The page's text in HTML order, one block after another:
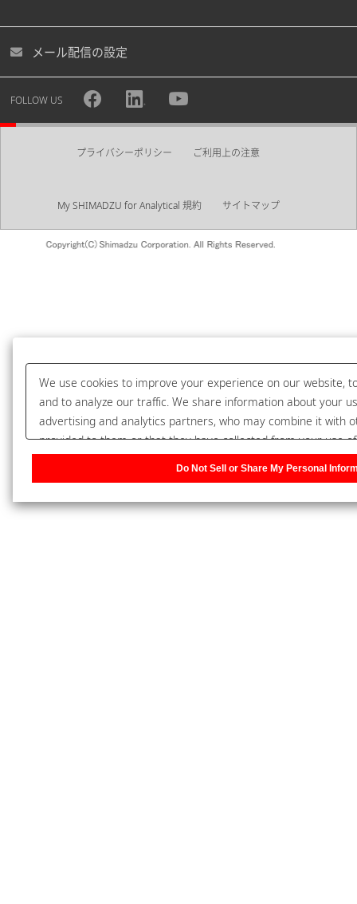
メール配信の設定
FOLLOW US
プライバシーポリシー ご利用上の注意
My SHIMADZU for Analytical 規約 サイトマップ
We use cookies to improve your experience on our website,
and to analyze our traffic. We share information about your
advertising and analytics partners, who may combine it with
provided to them or that they have collected from your use
right to opt-out of our sharing information about you with our
Sell or Share My Personal Information] to customize your
Do Not Sell or Share My Personal